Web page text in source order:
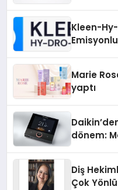
Kleen-
Marie
yaptı
dönem:
Diş
Çok